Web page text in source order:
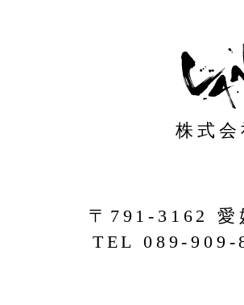
〒791-3162 愛
TEL 089-
株式